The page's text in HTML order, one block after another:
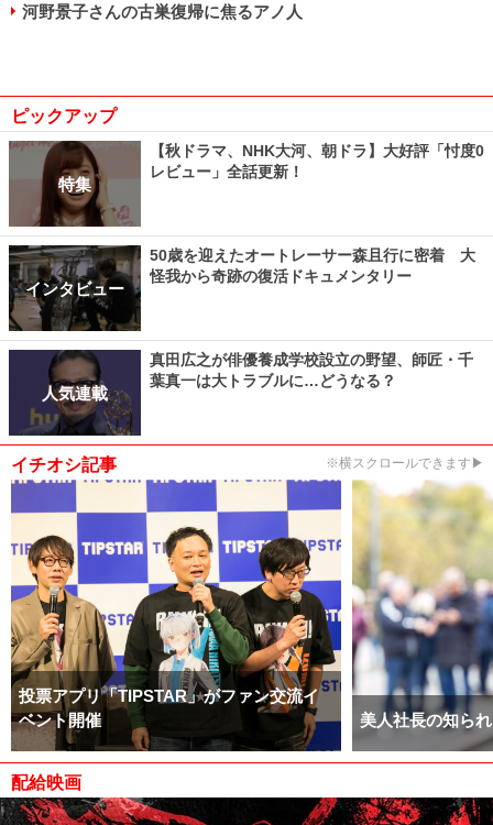
河野景子さんの古巣復帰に焦るアノ人
ピックアップ
特集
【秋ドラマ、NHK大河、朝ドラ】大好評「忖度0
レビュー」全話更新！
インタビュー
50歳を迎えたオートレーサー森且行に密着 大
怪我から奇跡の復活ドキュメンタリー
人気連載
真田広之が俳優養成学校設立の野望、師匠・千
葉真一は大トラブルに…どうなる？
イチオシ記事 ※横スクロールできます▶
投票アプリ「TIPSTAR」がファン交流イ
ベント開催
美人社長の知ら
配給映画